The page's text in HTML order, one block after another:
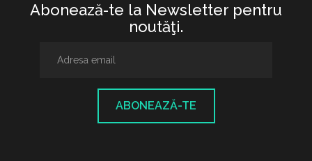
Abonează-te la Newsletter pentru
noutăţi.
ABONEAZĂ-TE